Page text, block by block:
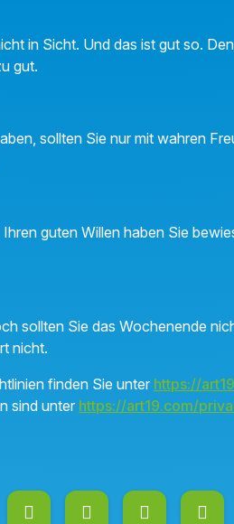
in Sicht. Und das ist gut so.
gut.
sollten Sie nur mit wahren
guten Willen haben Sie
sollten Sie das Wochenende
nicht.
finden Sie unter https://
sind unter https://art19.com/